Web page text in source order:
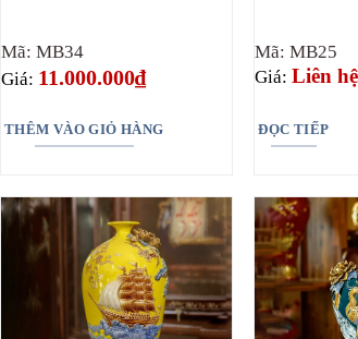
Mã: MB34
Giá: 11.000.000₫
THÊM VÀO GIỎ HÀNG
Mã: MB25
Giá:Liên hệ
ĐỌC TIẾP